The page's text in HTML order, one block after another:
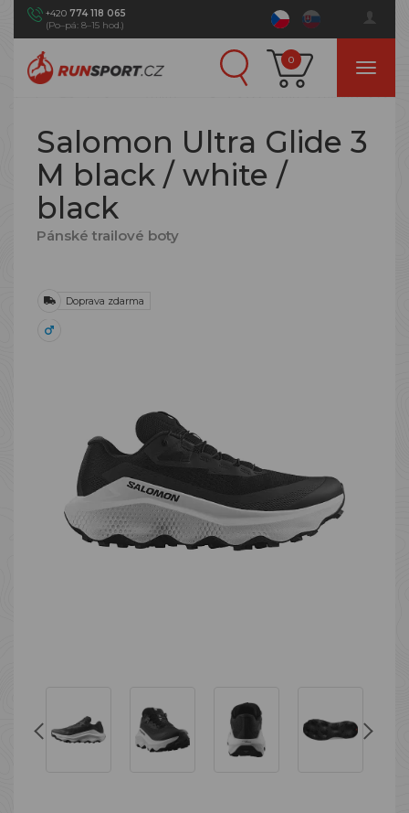
+420 774 118 065
(Po–pá: 8–15 hod.)
0
Salomon Ultra Glide 3
M black / white /
black
Pánské trailové boty
Doprava zdarma